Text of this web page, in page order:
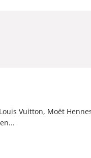
Vuitton, Moët